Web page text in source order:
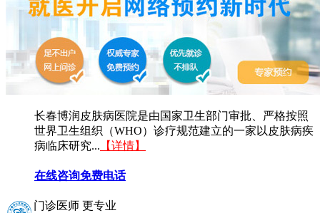
长春博润皮肤病医院是由国家卫生部门审批、严格按照
世界卫生组织（WHO）诊疗规范建立的一家以皮肤病疾
病临床研究... 【详情】
在线咨询免费电话
门诊医师 更专业